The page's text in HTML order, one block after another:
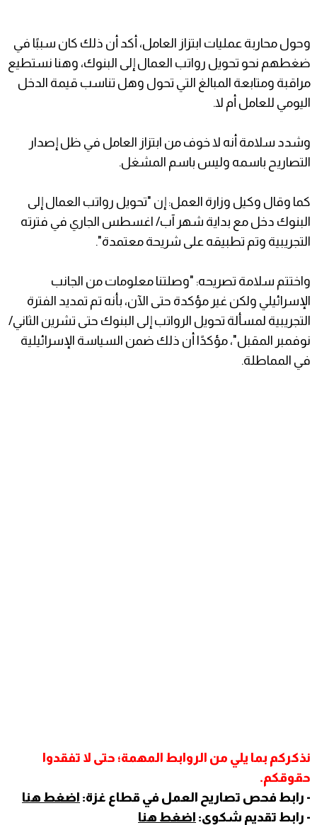
وحول محاربة عمليات ابتزاز العامل، أكد أن ذلك كان سببًا في
ضغطهم نحو تحويل رواتب العمال إلى البنوك، وهنا نستطيع
مراقبة ومتابعة المبالغ التي تحول وهل تناسب قيمة الدخل
اليومي للعامل أم لا.
وشدد سلامة أنه لا خوف من ابتزاز العامل في ظل إصدار
التصاريح باسمه وليس باسم المشغل.
كما وقال وكيل وزارة العمل: إن "تحويل رواتب العمال إلى
البنوك دخل مع بداية شهر آب/ اغسطس الجاري في فترته
التجريبية وتم تطبيقه على شريحة معتمدة".
واختتم سلامة تصريحه: "وصلتنا معلومات من الجانب
الإسرائيلي ولكن غير مؤكدة حتى الآن، بأنه تم تمديد الفترة
التجريبية لمسألة تحويل الرواتب إلى البنوك حتى تشرين الثاني/
نوفمبر المقبل"، مؤكدًا أن ذلك ضمن السياسة الإسرائيلية
في المماطلة.
نذكركم بما يلي من الروابط المهمة؛ حتى لا تفقدوا
حقوقكم.
- رابط فحص تصاريح العمل في قطاع غزة: اضغط هنا
- رابط تقديم شكوى: اضغط هنا